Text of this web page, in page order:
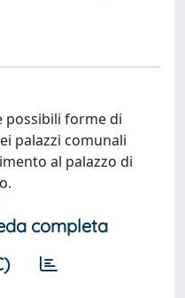
possibili forme di
palazzi comunali
al palazzo di
completa